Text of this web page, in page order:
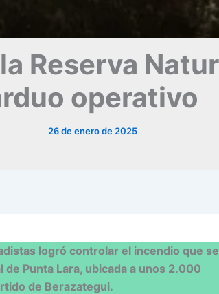
Reserva
operativo
26 de enero de 2025
logró controlar el incendio que se
Punta Lara, ubicada a unos 2.000
de Berazategui.